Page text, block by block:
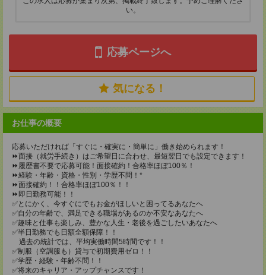
い。
応募ページへ
気になる！
お仕事の概要
応募いただければ「すぐに・確実に・簡単に」働き始められます！
⏩️面接（就労手続き）はご希望日に合わせ、最短翌日でも設定できます！
⏩️履歴書不要で応募可能！面接確約！合格率ほぼ100％！
⏩️経験・年齢・資格・性別・学歴不問！*
⏩️面接確約！！合格率ほぼ100％！！
⏩️即日勤務可能！！
✅とにかく、今すぐにでもお金がほしいと困ってるあなたへ
✅自分の年齢で、満足できる職場があるのか不安なあなたへ
✅趣味と仕事も楽しみ、豊かな人生・老後を過ごしたいあなたへ
✅半日勤務でも日額全額保障！！
過去の統計では、平均実働時間5時間です！！
✅制服（空調服も）貸与で初期費用ゼロ！！
✅学歴・経験・年齢不問！！
✅将来のキャリア・アップチャンスです！